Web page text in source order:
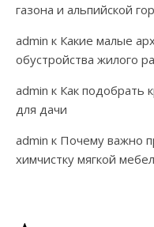
газона и альпийской
admin к Какие малые
обустройства жилого
admin к Как подобрать
для дачи
admin к Почему важно
химчистку мягкой